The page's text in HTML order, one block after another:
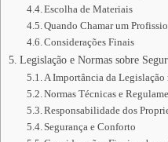
Escolha de Materiais
Quando Chamar um
Considerações Finais
Legislação e Normas sobre
A Importância da Legislação
Normas Técnicas e
Responsabilidade dos
Segurança e Conforto